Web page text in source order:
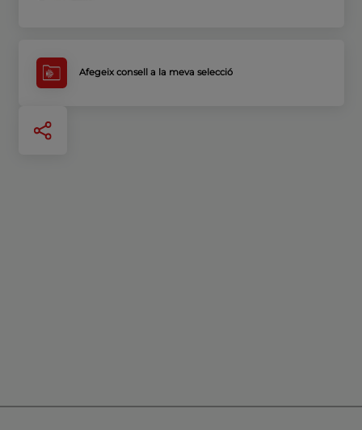
Afegeix consell a la meva selecció